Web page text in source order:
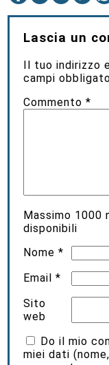
Lascia un
Il tuo indirizzo
campi
Commento*
Massimo 1000
disponibili
Nome*
Email*
Sito
web
Do il mio
miei dati